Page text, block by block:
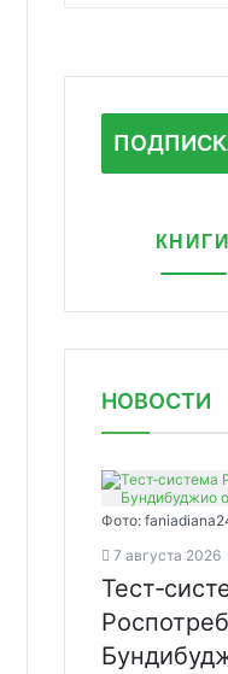
КНИГИ
НОВОСТИ
Фото:
7 августа 2026